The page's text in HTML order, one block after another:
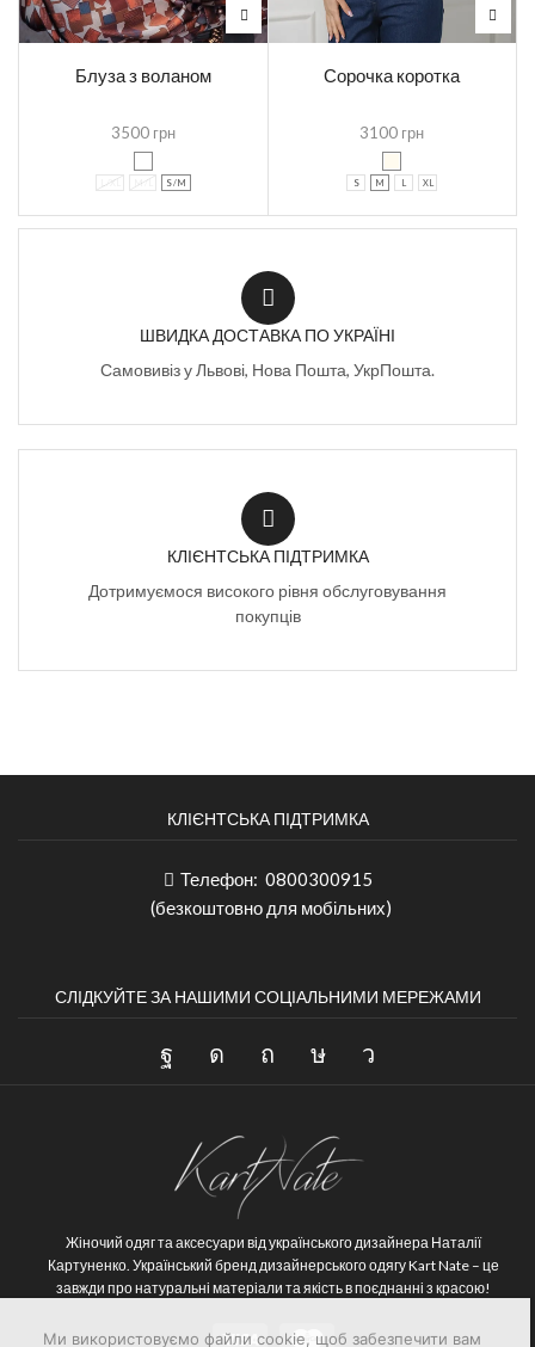
Блуза з воланом
3500 грн
L /XL M /L S /M
Сорочка коротка
3100 грн
S M L XL
ШВИДКА ДОСТАВКА ПО УКРАЇНІ
Самовивіз у Львові, Нова Пошта, УкрПошта.
КЛІЄНТСЬКА ПІДТРИМКА
Дотримуємося високого рівня обслуговування
покупців
КЛІЄНТСЬКА ПІДТРИМКА
Телефон: 0800300915
(безкоштовно для мобільних)
СЛІДКУЙТЕ ЗА НАШИМИ СОЦІАЛЬНИМИ МЕРЕЖАМИ
Жіночий одяг та аксесуари від українського дизайнера Наталії
Картуненко. Український бренд дизайнерського одягу Kart Nate – це
завжди про натуральні матеріали та якість в поєднанні з красою!
Ми використовуємо файли cookie, щоб забезпечити вам